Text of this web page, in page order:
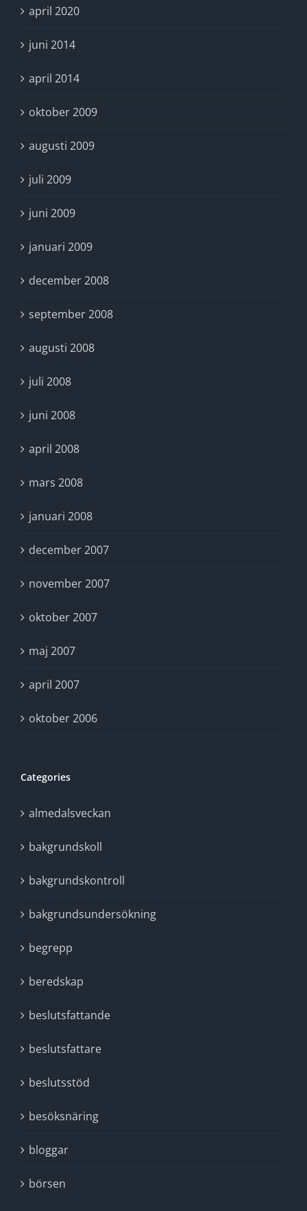
april 2020
juni 2014
april 2014
oktober 2009
augusti 2009
juli 2009
juni 2009
januari 2009
december 2008
september 2008
augusti 2008
juli 2008
juni 2008
april 2008
mars 2008
januari 2008
december 2007
november 2007
oktober 2007
maj 2007
april 2007
oktober 2006
Categories
almedalsveckan
bakgrundskoll
bakgrundskontroll
bakgrundsundersökning
begrepp
beredskap
beslutsfattande
beslutsfattare
beslutsstöd
besöksnäring
bloggar
börsen